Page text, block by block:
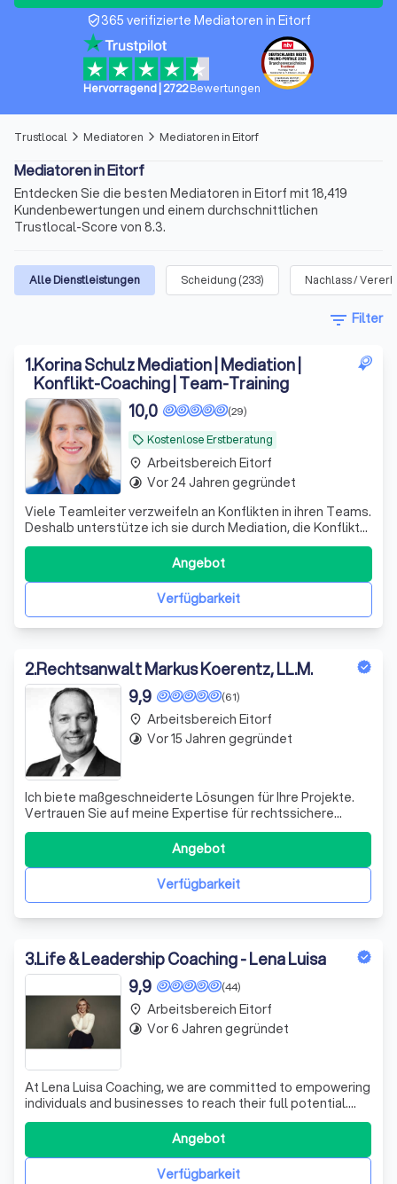
verified_user365 verifizierte Mediatoren in Eitorf
Hervorragend| 2722 Bewertungen
Trustlocal arrow_forward_ios Mediatoren arrow_forward_ios Mediatoren in Eitorf
Mediatoren in Eitorf
Entdecken Sie die besten Mediatoren in Eitorf mit 18,419
Kundenbewertungen und einem durchschnittlichen
Trustlocal-Score von 8.3.
Alle Dienstleistungen Scheidung (233) Nachlass /
filter_list Filter
1.Korina Schulz Mediation | Mediation |
Konflikt-Coaching | Team-Training
local_offer Kostenlose Erstberatung
(29)
10,0
Viele Teamleiter verzweifeln an Konflikten in ihren Teams.
Deshalb unterstütze ich sie durch Mediation, die Konflikte
zu klären – damit die Zusammenarbeit wieder entspannt
Verfügbarkeit
Angebot
place Arbeitsbereich Eitorf
timelapse Vor 24 Jahren gegründet
2.Rechtsanwalt Markus Koerentz, LL.M.
(61)
9,9
Ich biete maßgeschneiderte Lösungen für Ihre Projekte.
Vertrauen Sie auf meine Expertise für rechtssichere
Bauvorhaben und für baurechtliche Streitigkeiten.
Kontaktieren Sie mich für ein Erstgespräch!
Verfügbarkeit
Angebot
place Arbeitsbereich Eitorf
timelapse Vor 15 Jahren gegründet
3.Life & Leadership Coaching - Lena Luisa
(44)
9,9
At Lena Luisa Coaching, we are committed to empowering
individuals and businesses to reach their full potential.
Our approach is rooted in a deep understanding of the
unique challenges and opportunities that each client
faces. We believe in the power of personalized coaching
to transform lives and bVerfügbarkeit
Angebot
place Arbeitsbereich Eitorf
timelapse Vor 6 Jahren gegründet